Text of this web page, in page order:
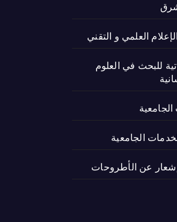
العلمي و التقني
للبحث في العلوم
الجامعية
عن الأطروحات